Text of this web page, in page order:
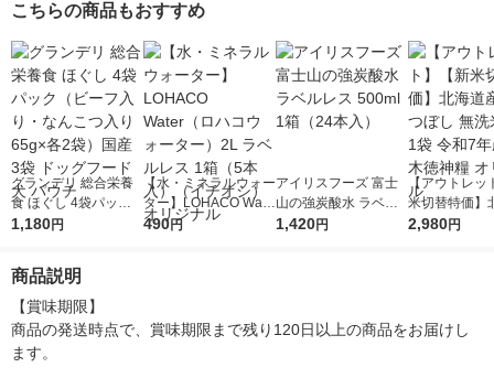
こちらの商品もおすすめ
グランデリ 総合栄養
食 ほぐし 4袋パック
（ビーフ入り・なんこ
ド 犬 パウチ
1,180円
【水・ミネラルウォー
ター】LOHACO Wate
r（ロハコウォータ
490円
アイリスフーズ 富士
山の強炭酸水 ラベル
レス 500ml 1箱（24
1,420円
【アウトレッ
米切替特価】
ななつぼし 無
2,980円
商品説明
【賞味期限】
商品の発送時点で、賞味期限まで残り120日以上の商品をお届けし
ます。